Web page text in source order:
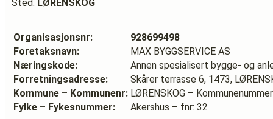
Sted: LØRENSKOG
Organisasjonsnr:
928699498
Foretaksnavn:
MAX BYGGSERVICE AS
Næringskode:
Annen spesialisert bygge- og
Forretningsadresse:
Skårer terrasse 6, 1473,
Kommune – Kommunenr: LØRENSKOG –
Fylke – Fykesnummer:
Akershus – fnr: 32